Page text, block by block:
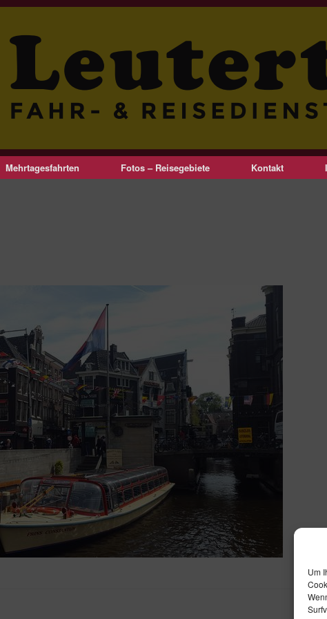
Um
Mehrtagesfahrten Fotos – Reisegebiete Kontakt